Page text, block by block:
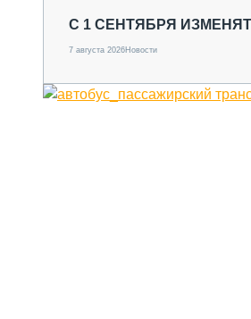
С 1 СЕНТЯБРЯ
7 августа 2026Новости